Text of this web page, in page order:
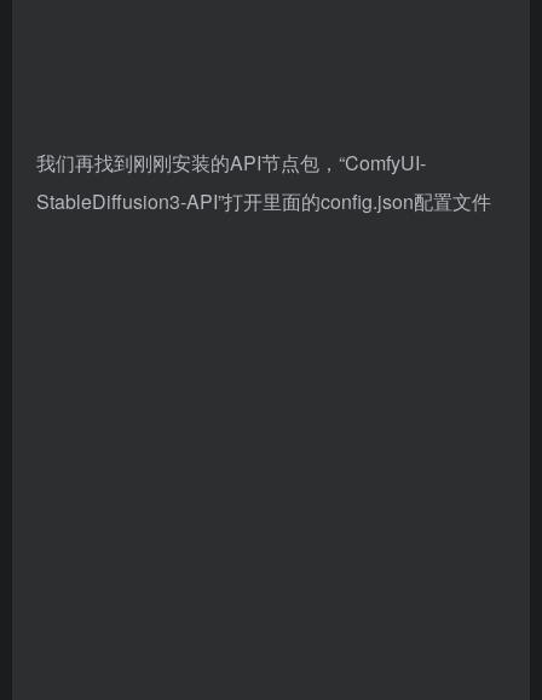
我们再找到刚刚安装的API节点包，“ComfyUI-
StableDiffusion3-API”打开里面的config.json配置文件